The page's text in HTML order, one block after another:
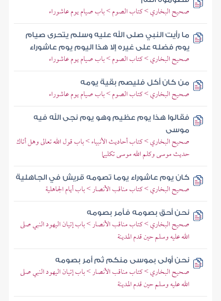
صحيح البخاري > كتاب الصوم > باب صيام يوم عاشوراء
ما رأيت النبي صلى الله عليه وسلم يتحرى صيام
يوم فضله على غيره إلا هذا اليوم يوم عاشوراء
صحيح البخاري > كتاب الصوم > باب صيام يوم عاشوراء
من كان أكل فليصم بقية يومه
صحيح البخاري > كتاب الصوم > باب صيام يوم عاشوراء
فقالوا هذا يوم عظيم وهو يوم نجى الله فيه
موسى
صحيح البخاري > كتاب أحاديث الأنبياء > باب قول الله تعالى وهل أتاك
حديث موسى وكلم الله موسى تكليما
كان يوم عاشوراء يوما تصومه قريش في الجاهلية
صحيح البخاري > كتاب مناقب الأنصار > باب أيام الجاهلية
نحن أحق بصومه فأمر بصومه
صحيح البخاري > كتاب مناقب الأنصار > باب إتيان اليهود النبي صلى
الله عليه وسلم حين قدم المدينة
نحن أولى بموسى منكم ثم أمر بصومه
صحيح البخاري > كتاب مناقب الأنصار > باب إتيان اليهود النبي صلى
الله عليه وسلم حين قدم المدينة